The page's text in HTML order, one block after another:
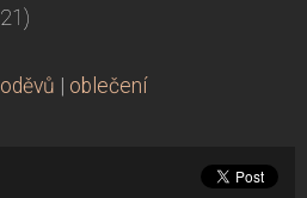
oblečení